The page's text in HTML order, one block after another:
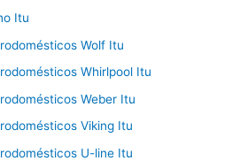
Itu
Wolf Itu
Whirlpool Itu
Weber Itu
Viking Itu
U-line Itu